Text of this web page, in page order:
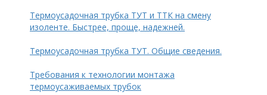
Термоусадочная трубка ТУТ и ТТК на смену
изоленте. Быстрее, проще, надежней.
Термоусадочная трубка ТУТ. Общие сведения.
Требования к технологии монтажа
термоусаживаемых трубок